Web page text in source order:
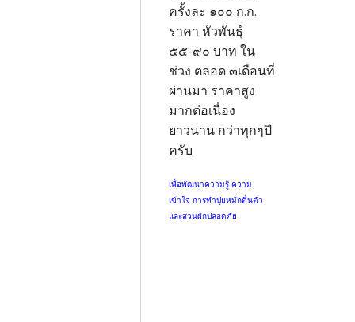
ครั้งละ ๑๐๐ ก.ก.
ราคา หัวพันธุ์
๕๕-๙๐ บาท ใน
ช่วง ตลอด ๓เดือนที่
ผ่านมา ราคาสูง
มากต่อเนื่อง
ยาวนาน กว่าทุกๆปี
ครับ
เพื่อพัฒนาความรู้ ความ
เข้าใจ การทำปุ๋ยหมักตื่นตัว
และสวนผักปลอดภัย